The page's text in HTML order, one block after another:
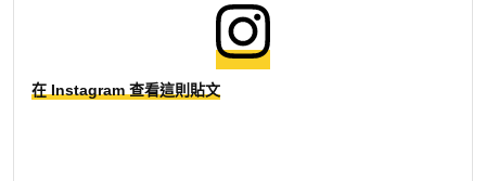
在 Instagram 查看這則貼文